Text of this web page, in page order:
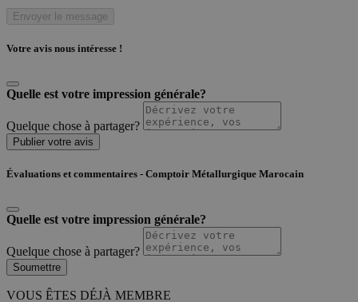
Envoyer le message
Votre avis nous intéresse !
Quelle est votre impression générale?
Quelque chose à partager?
Publier votre avis
Évaluations et commentaires - Comptoir Métallurgique Marocain
Quelle est votre impression générale?
Quelque chose à partager?
Soumettre
VOUS ÊTES DÉJÀ MEMBRE